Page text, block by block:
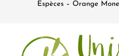
Espèces – Orange